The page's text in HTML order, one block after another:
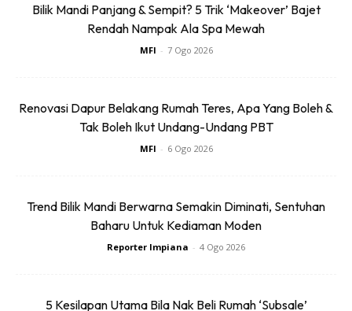
Bilik Mandi Panjang & Sempit? 5 Trik ‘Makeover’ Bajet
Rendah Nampak Ala Spa Mewah
MFI - 7 Ogo 2026
Renovasi Dapur Belakang Rumah Teres, Apa Yang Boleh &
Tak Boleh Ikut Undang-Undang PBT
MFI - 6 Ogo 2026
Trend Bilik Mandi Berwarna Semakin Diminati, Sentuhan
Baharu Untuk Kediaman Moden
Reporter Impiana - 4 Ogo 2026
5 Kesilapan Utama Bila Nak Beli Rumah ‘Subsale’